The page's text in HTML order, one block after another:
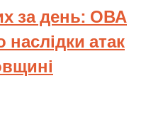
за день: ОВА
атак